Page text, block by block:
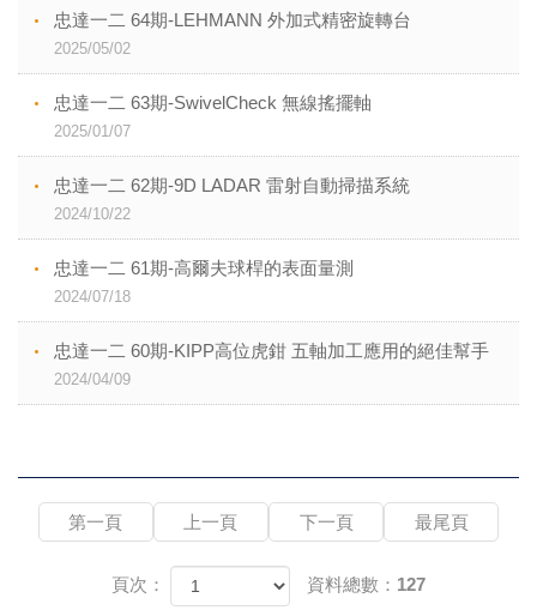
忠達一二 64期-LEHMANN 外加式精密旋轉台
2025/05/02
忠達一二 63期-SwivelCheck 無線搖擺軸
2025/01/07
忠達一二 62期-9D LADAR 雷射自動掃描系統
2024/10/22
忠達一二 61期-高爾夫球桿的表面量測
2024/07/18
忠達一二 60期-KIPP高位虎鉗 五軸加工應用的絕佳幫手
2024/04/09
第一頁 上一頁 下一頁 最尾頁
頁次： 資料總數：127